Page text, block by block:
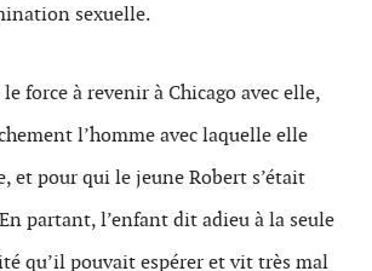
sexuelle.
force à revenir à Chicago avec elle,
l’homme avec laquelle elle
et pour qui le jeune Robert s’était
partant, l’enfant dit adieu à la seule
qu’il pouvait espérer et vit très mal